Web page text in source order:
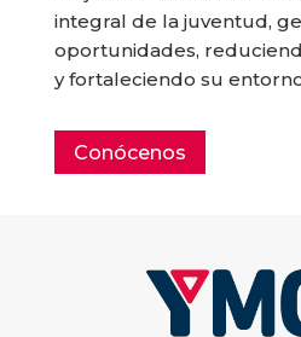
integral de la juventud,
oportunidades,
y fortaleciendo su
Conócenos